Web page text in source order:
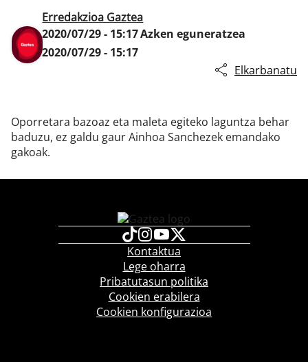
Erredakzioa Gaztea
2020/07/29 - 15:17Azken eguneratzea
2020/07/29 - 15:17
Elkarbanatu
Oporretara bazoaz eta maleta egiteko laguntza behar
baduzu, ez galdu gaur Ainhoa Sanchezek emandako
gakoak.
Kontaktua
Lege oharra
Pribatutasun politika
Cookien erabilera
Cookien konfigurazioa